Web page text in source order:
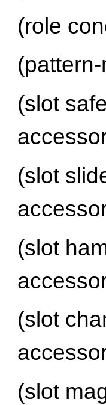
(role
(slot
(slot
(slot
(slot
(slot